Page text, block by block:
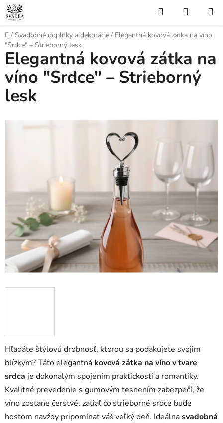
Prejsť
na
obsah
Hľadať
KOŠÍK
Domov
/ Svadobné doplnky a dekorácie / Elegantná kovová zátka na víno
"Srdce" – Strieborný lesk
Hľadáte štýlovú drobnosť, ktorou sa poďakujete svojim
blízkym? Táto elegantná kovová zátka na víno v tvare
srdca je dokonalým spojením praktickosti a romantiky.
Kvalitné prevedenie s gumovým tesnením zabezpečí, že
víno zostane čerstvé, zatiaľ čo strieborné srdce bude
hosťom navždy pripomínať váš veľký deň. Ideálnasvadobná
Elegantná kovová zátka na
víno "Srdce" – Strieborný
lesk